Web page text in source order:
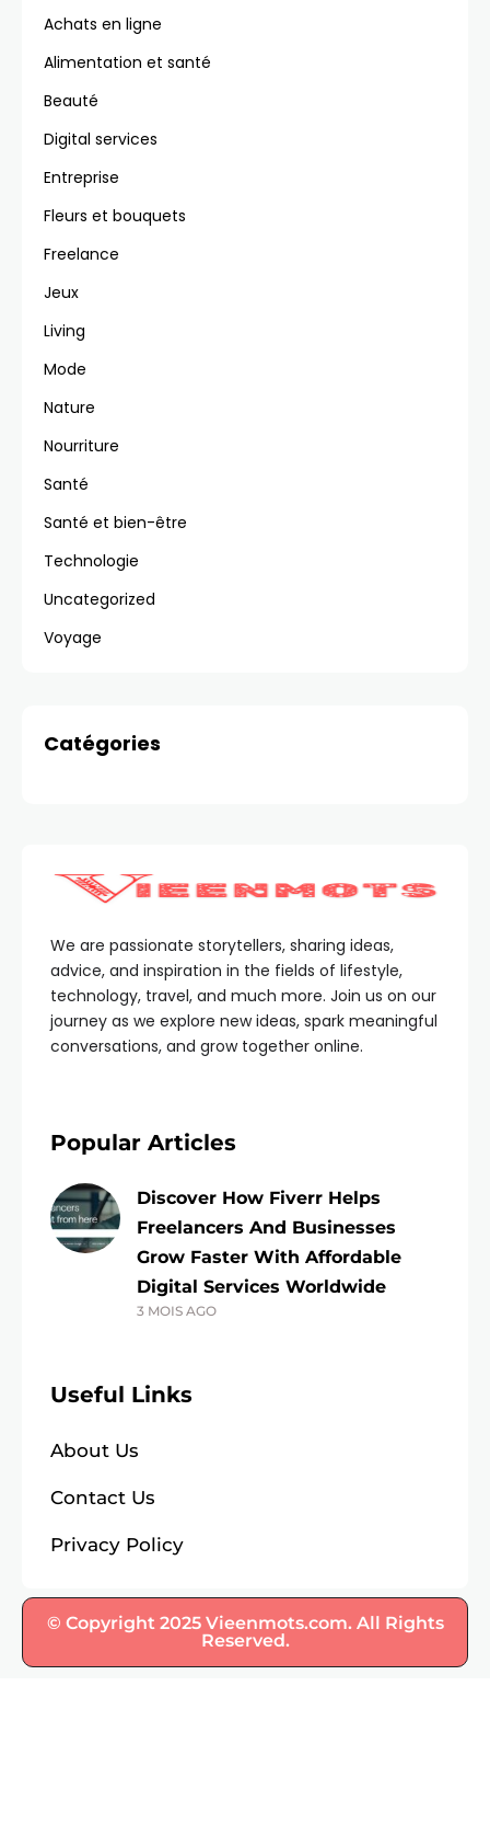
Achats en ligne
Alimentation et santé
Beauté
Digital services
Entreprise
Fleurs et bouquets
Freelance
Jeux
Living
Mode
Nature
Nourriture
Santé
Santé et bien-être
Technologie
Uncategorized
Voyage
Catégories
We are passionate storytellers, sharing ideas,
advice, and inspiration in the fields of lifestyle,
technology, travel, and much more. Join us on our
journey as we explore new ideas, spark meaningful
conversations, and grow together online.
Popular Articles
Discover How Fiverr Helps
Freelancers And Businesses
Grow Faster With Affordable
Digital Services Worldwide
3 MOIS AGO
Useful Links
About Us
Contact Us
Privacy Policy
© Copyright 2025 Vieenmots.com. All Rights
Reserved.